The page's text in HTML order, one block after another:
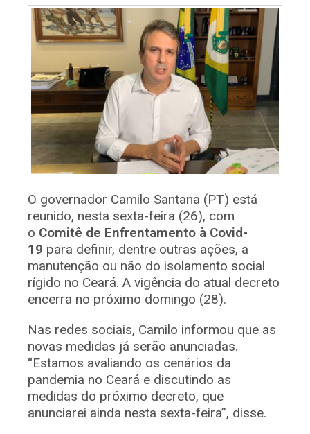
O governador Camilo Santana (PT) está
reunido, nesta sexta-feira (26), com
o Comitê de Enfrentamento à Covid-
19 para definir, dentre outras ações, a
manutenção ou não do isolamento social
rígido no Ceará. A vigência do atual decreto
encerra no próximo domingo (28).
Nas redes sociais, Camilo informou que as
novas medidas já serão anunciadas.
“Estamos avaliando os cenários da
pandemia no Ceará e discutindo as
medidas do próximo decreto, que
anunciarei ainda nesta sexta-feira”, disse.